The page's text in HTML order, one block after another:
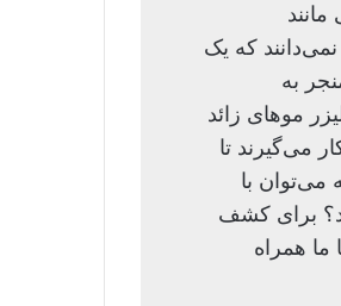
که یک
به
موهای زائد
می‌گیرند تا
می‌توان با
برای کشف
ما همراه